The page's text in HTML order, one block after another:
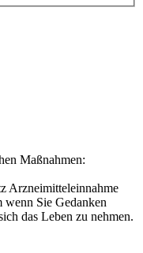
Maßnahmen:
Arzneimitteleinnahme
Sie Gedanken
das Leben zu nehmen.